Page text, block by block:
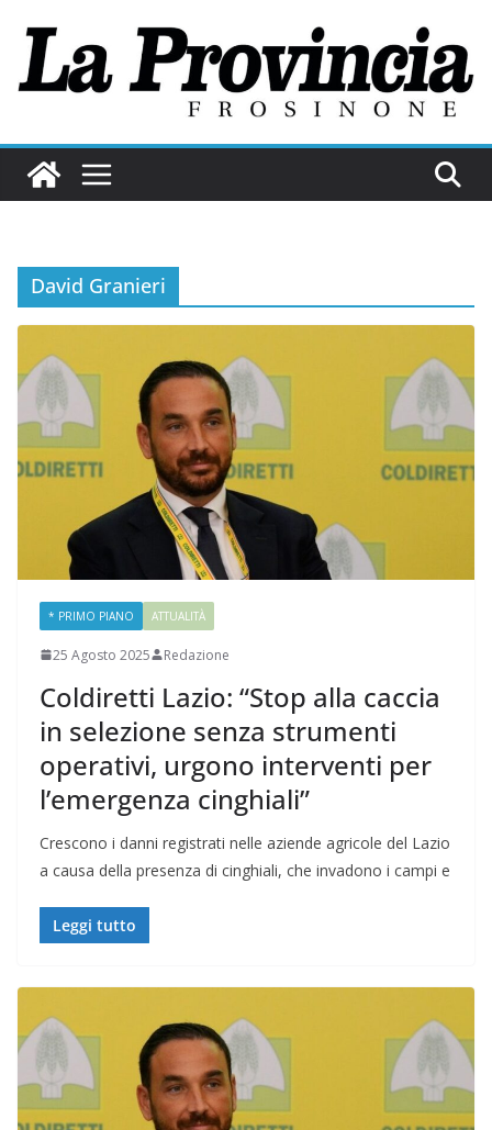
contenuto
David Granieri
* PRIMO PIANO ATTUALITÀ
25 Agosto 2025 Redazione
Coldiretti Lazio: “Stop alla caccia
in selezione senza strumenti
operativi, urgono interventi per
l’emergenza cinghiali”
Crescono i danni registrati nelle aziende agricole del Lazio
a causa della presenza di cinghiali, che invadono i campi e
Leggi tutto